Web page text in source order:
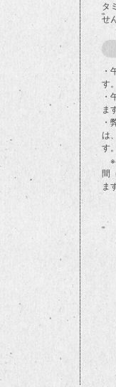
タ
せ
・
す。
・
ま
・
は
す。
※
間
ま